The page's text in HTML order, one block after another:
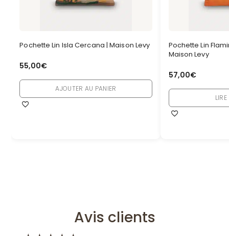
Pochette Lin Isla Cercana | Maison Levy
55,00€
AJOUTER AU PANIER
Pochette Lin
Maison Levy
57,00€
Avis clients